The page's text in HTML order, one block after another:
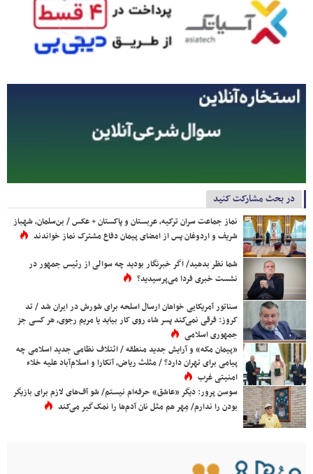
در بحث مشارکت کنید
نماز جماعت سران ترکیه، عربستان و پاکستان + عکس / بن‌سلمان، شهباز
شریف و اردوغان پس از امضای پیمان دفاع مشترک نماز خواندند
شما نظر بدهید/ اگر خبرنگار بودید چه سوالی از رئیس جمهور در
نشست خبری فردا می‌پرسیدید؟
سناتور آمریکایی خواهان ارسال اسلحه برای شورش در ایران شد / تد
کروز: فرقی نمی‌کند پسر شاه روی کار بیاید یا مریم رجوی، هر کسی جز
جمهوری اسلامی
«پیمان مکه» و آرایش جدید منطقه / ائتلاف نظامی جدید اسلامی چه
پیامی برای تهران دارد؟ / مثلث ریاض، آنکارا و اسلام‌آباد علیه خلاء
امنیتی غرب
سوسن پرور: دیگر «عاشق» حرفه‌ام نیستم/ شو آف‌های لازم برای بازیگر
بودن را ندارم/ مِهر هم مثل نان آدم‌ها را نمک‌گیر می‌کند